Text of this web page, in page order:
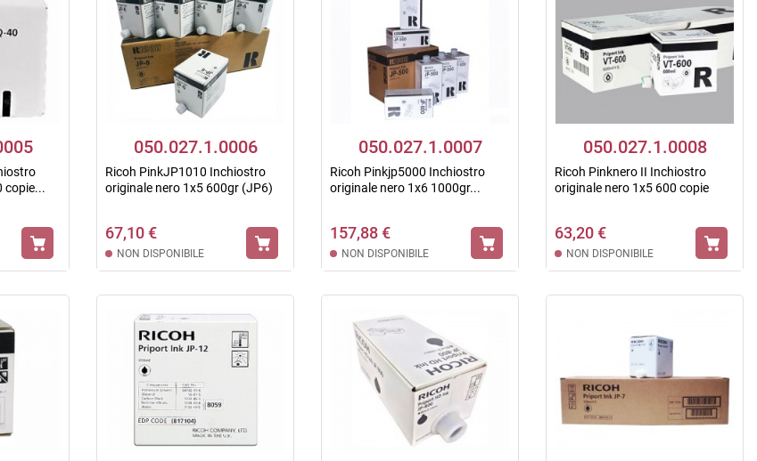
copie...
050.027.1.0006
Ricoh PinkJP1010 Inchiostro
originale nero 1x5 600gr (JP6)
67,10 €
NON DISPONIBILE
050.027.1.0007
Ricoh Pinkjp5000 Inchiostro
originale nero 1x6 1000gr...
157,88 €
NON DISPONIBILE
050.027.1.0008
Ricoh Pinknero II Inchiostro
originale nero 1x5 600 copie
63,20 €
NON DISPONIBILE